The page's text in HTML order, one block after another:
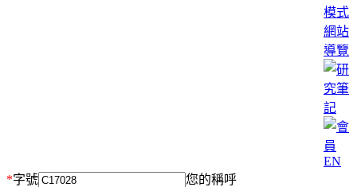
模式
網站
導覽
EN
*字號
您的稱呼